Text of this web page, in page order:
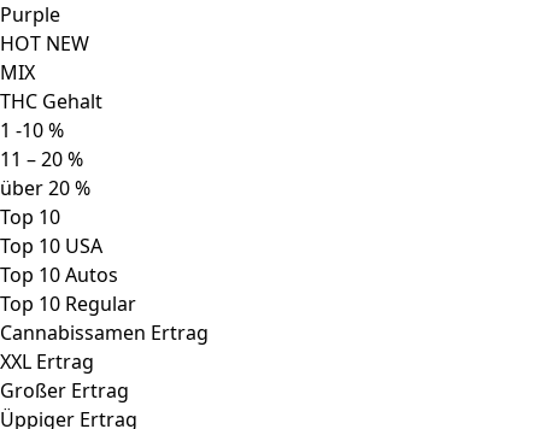
Purple
HOT NEW
MIX
THC Gehalt
1 -10 %
11 – 20 %
über 20 %
Top 10
Top 10 USA
Top 10 Autos
Top 10 Regular
Cannabissamen Ertrag
XXL Ertrag
Großer Ertrag
Üppiger Ertrag